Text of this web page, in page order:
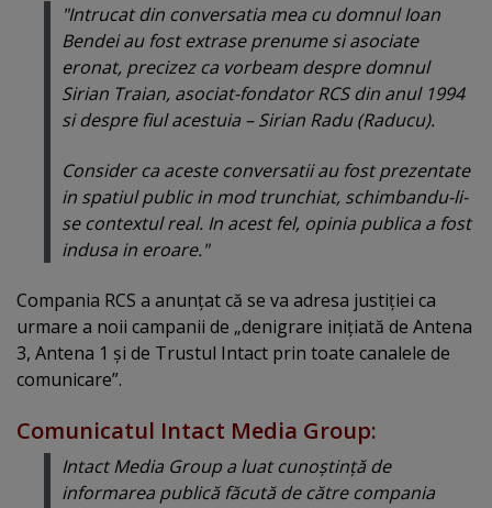
"Intrucat din conversatia mea cu domnul Ioan
Bendei au fost extrase prenume si asociate
eronat, precizez ca vorbeam despre domnul
Sirian Traian, asociat-fondator RCS din anul 1994
si despre fiul acestuia – Sirian Radu (Raducu).
Consider ca aceste conversatii au fost prezentate
in spatiul public in mod trunchiat, schimbandu-li-
se contextul real. In acest fel, opinia publica a fost
indusa in eroare."
Compania RCS a anunţat că se va adresa justiţiei ca
urmare a noii campanii de „denigrare iniţiată de Antena
3, Antena 1 şi de Trustul Intact prin toate canalele de
comunicare”.
Comunicatul Intact Media Group:
Intact Media Group a luat cunoştinţă de
informarea publică făcută de către compania